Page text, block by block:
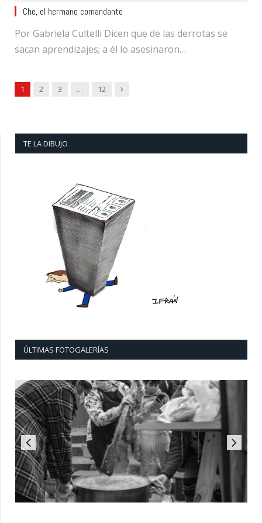
Che, el hermano comandante
Por Gabriela Cultelli Dicen que de las derrotas se
sacan aprendizajes; a él lo asesinaron…
1 2 3 … 12 Next
TE LA DIBUJO
ÚLTIMAS FOTOGALERÍAS